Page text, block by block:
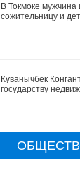
В Токмоке мужчина
сожительницу и
Куванычбек
государству